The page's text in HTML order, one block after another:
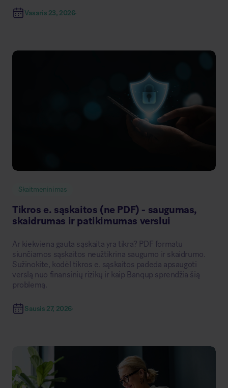
Vasaris 23, 2026
Skaitmeninimas
Tikros e. sąskaitos (ne PDF) - saugumas,
skaidrumas ir patikimumas verslui
Ar kiekviena gauta sąskaita yra tikra? PDF formatu
siunčiamos sąskaitos neužtikrina saugumo ir skaidrumo.
Sužinokite, kodėl tikros e. sąskaitos padeda apsaugoti
verslą nuo finansinių rizikų ir kaip Banqup sprendžia šią
problemą.
Sausis 27, 2026